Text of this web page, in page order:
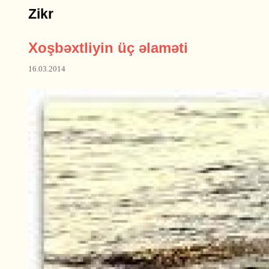
Zikr
Xoşbəxtliyin üç əlaməti
16.03.2014